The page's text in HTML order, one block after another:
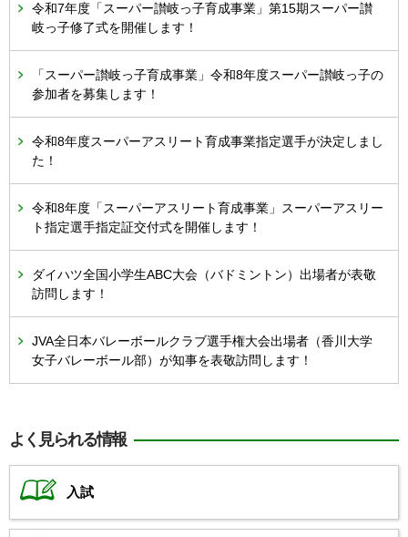
令和7年度「スーパー讃岐っ子育成事業」第15期スーパー讃
岐っ子修了式を開催します！
「スーパー讃岐っ子育成事業」令和8年度スーパー讃岐っ子の
参加者を募集します！
令和8年度スーパーアスリート育成事業指定選手が決定しまし
た！
令和8年度「スーパーアスリート育成事業」スーパーアスリー
ト指定選手指定証交付式を開催します！
ダイハツ全国小学生ABC大会（バドミントン）出場者が表敬
訪問します！
JVA全日本バレーボールクラブ選手権大会出場者（香川大学
女子バレーボール部）が知事を表敬訪問します！
よく見られる情報
入試